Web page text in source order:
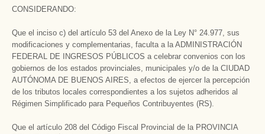
CONSIDERANDO:
Que el inciso c) del artículo 53 del Anexo de la Ley N° 24.977, sus
modificaciones y complementarias, faculta a la ADMINISTRACIÓN
FEDERAL DE INGRESOS PÚBLICOS a celebrar convenios con los
gobiernos de los estados provinciales, municipales y/o de la CIUDAD
AUTÓNOMA DE BUENOS AIRES, a efectos de ejercer la percepción
de los tributos locales correspondientes a los sujetos adheridos al
Régimen Simplificado para Pequeños Contribuyentes (RS).
Que el artículo 208 del Código Fiscal Provincial de la PROVINCIA